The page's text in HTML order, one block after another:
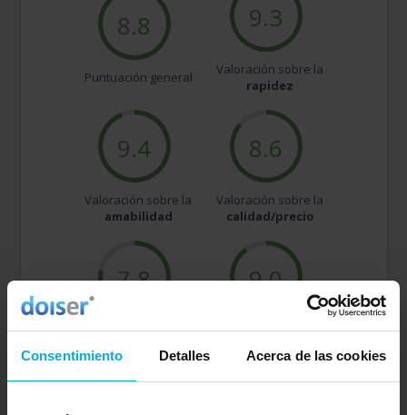
Consentimiento Detalles Acerca de las cookies
8.8
Puntuación general
9.3
Valoración sobre la
rapidez
9.4
Valoración sobre la
amabilidad
8.6
Valoración sobre la
calidad/precio
7.8
Valoración sobre la
9.0
Valoración sobre el
servicio